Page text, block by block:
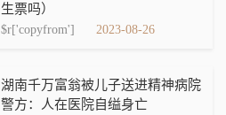
生票吗）
$r['copyfrom'] 2023-08-26
湖南千万富翁被儿子送进精神病院
警方：人在医院自缢身亡